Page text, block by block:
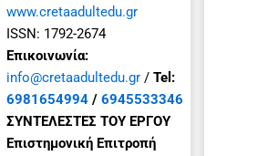
www.cretaadultedu.gr
ISSN: 1792-2674
Επικοινωνία:
info@cretaadultedu.gr /Tel:
6981654994 /6945533346
ΣΥΝΤΕΛΕΣΤΕΣ ΤΟΥ ΕΡΓΟΥ
Επιστημονική Επιτροπή